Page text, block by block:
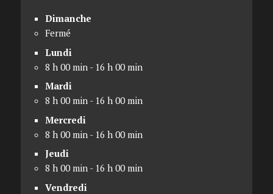
Dimanche
Fermé
Lundi
8 h 00 min - 16 h 00 min
Mardi
8 h 00 min - 16 h 00 min
Mercredi
8 h 00 min - 16 h 00 min
Jeudi
8 h 00 min - 16 h 00 min
Vendredi